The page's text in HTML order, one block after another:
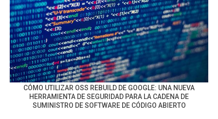
CÓMO UTILIZAR OSS REBUILD DE GOOGLE: UNA NUEVA
HERRAMIENTA DE SEGURIDAD PARA LA CADENA DE
SUMINISTRO DE SOFTWARE DE CÓDIGO ABIERTO